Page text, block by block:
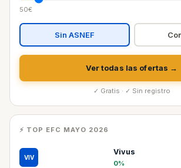
50€
Sin ASNEF
Ver todas las ofertas →
✓ Gratis · ✓ Sin registro
⚡ TOP EFC MAYO 2026
VIV
Vivus
0%